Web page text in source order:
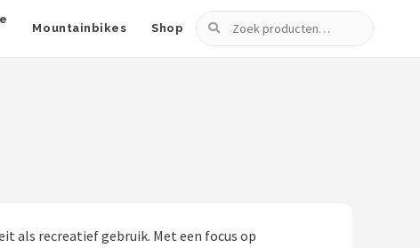
Mountainbikes Shop
Zoeken
als recreatief gebruik. Met een focus op